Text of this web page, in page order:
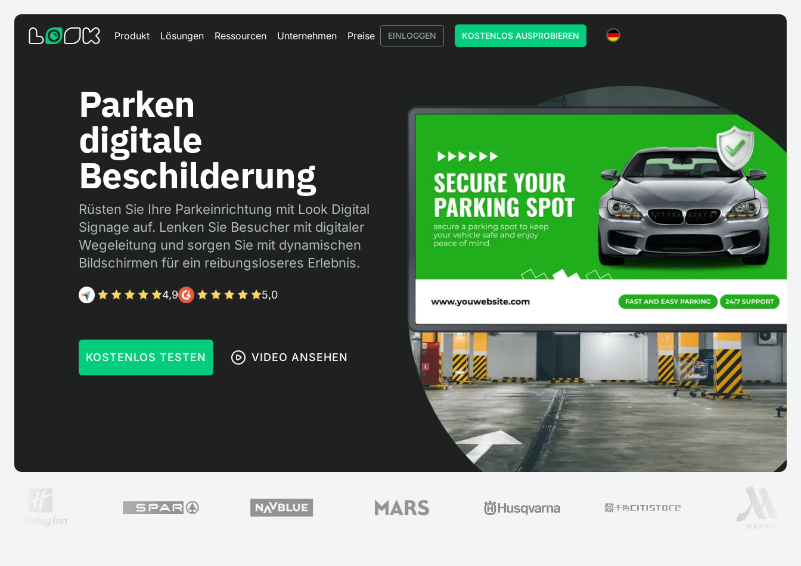
Produkt Lösungen Ressourcen Unternehmen Preise EINLOGGEN KOSTENLOS AUSPROBIEREN
Parken
digitale
Beschilderung
Rüsten Sie Ihre Parkeinrichtung mit Look Digital
Signage auf. Lenken Sie Besucher mit digitaler
Wegeleitung und sorgen Sie mit dynamischen
Bildschirmen für ein reibungsloseres Erlebnis.
4,9 5,0
KOSTENLOS TESTEN VIDEO ANSEHEN